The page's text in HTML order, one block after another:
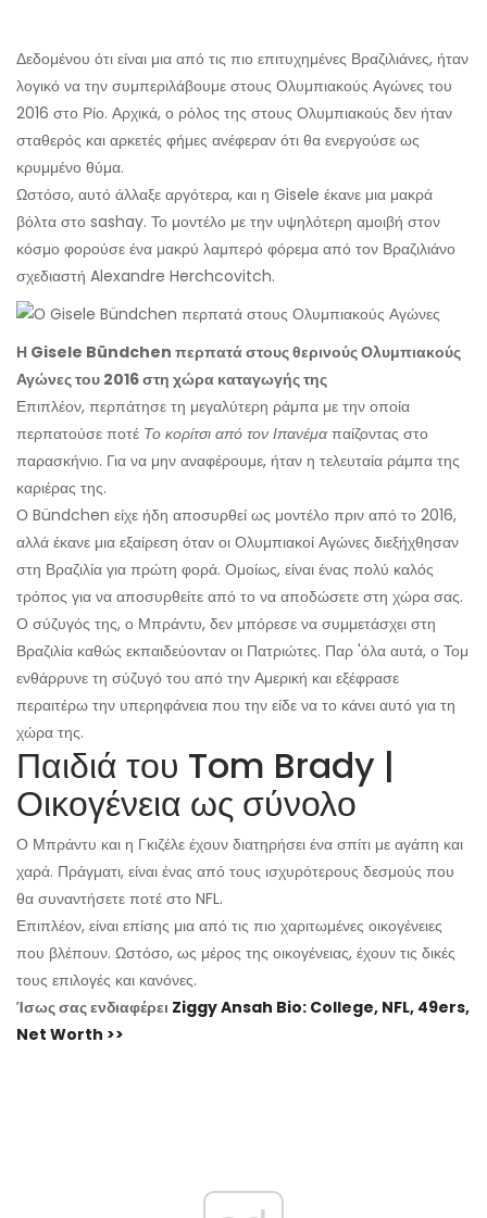
Δεδομένου ότι είναι μια από τις πιο επιτυχημένες Βραζιλιάνες, ήταν
λογικό να την συμπεριλάβουμε στους Ολυμπιακούς Αγώνες του
2016 στο Ρίο. Αρχικά, ο ρόλος της στους Ολυμπιακούς δεν ήταν
σταθερός και αρκετές φήμες ανέφεραν ότι θα ενεργούσε ως
κρυμμένο θύμα.
Ωστόσο, αυτό άλλαξε αργότερα, και η Gisele έκανε μια μακρά
βόλτα στο sashay. Το μοντέλο με την υψηλότερη αμοιβή στον
κόσμο φορούσε ένα μακρύ λαμπερό φόρεμα από τον Βραζιλιάνο
σχεδιαστή Alexandre Herchcovitch.
Η Gisele Bündchen περπατά στους θερινούς Ολυμπιακούς
Αγώνες του 2016 στη χώρα καταγωγής της
Επιπλέον, περπάτησε τη μεγαλύτερη ράμπα με την οποία
περπατούσε ποτέ Το κορίτσι από τον Ιπανέμα παίζοντας στο
παρασκήνιο. Για να μην αναφέρουμε, ήταν η τελευταία ράμπα της
καριέρας της.
Ο Bündchen είχε ήδη αποσυρθεί ως μοντέλο πριν από το 2016,
αλλά έκανε μια εξαίρεση όταν οι Ολυμπιακοί Αγώνες διεξήχθησαν
στη Βραζιλία για πρώτη φορά. Ομοίως, είναι ένας πολύ καλός
τρόπος για να αποσυρθείτε από το να αποδώσετε στη χώρα σας.
Ο σύζυγός της, ο Μπράντυ, δεν μπόρεσε να συμμετάσχει στη
Βραζιλία καθώς εκπαιδεύονταν οι Πατριώτες. Παρ 'όλα αυτά, ο Τομ
ενθάρρυνε τη σύζυγό του από την Αμερική και εξέφρασε
περαιτέρω την υπερηφάνεια που την είδε να το κάνει αυτό για τη
χώρα της.
Παιδιά του Tom Brady |
Οικογένεια ως σύνολο
Ο Μπράντυ και η Γκιζέλε έχουν διατηρήσει ένα σπίτι με αγάπη και
χαρά. Πράγματι, είναι ένας από τους ισχυρότερους δεσμούς που
θα συναντήσετε ποτέ στο NFL.
Επιπλέον, είναι επίσης μια από τις πιο χαριτωμένες οικογένειες
που βλέπουν. Ωστόσο, ως μέρος της οικογένειας, έχουν τις δικές
τους επιλογές και κανόνες.
Ίσως σας ενδιαφέρει Ziggy Ansah Bio: College, NFL, 49ers,
Net Worth >>